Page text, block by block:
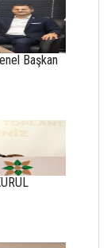
26 Subat 2026
ERTEM
HİCRİ YIL VE
ŞAHİN
UYANMAK
30 Temmuz 2026
Alanlarımız ve Biz
Başkan